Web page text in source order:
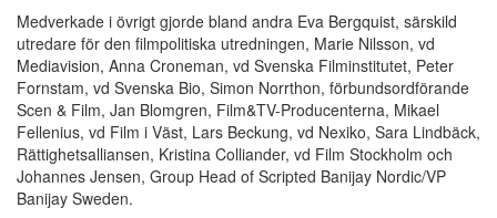
Medverkade i övrigt gjorde bland andra Eva Bergquist, särskild
utredare för den filmpolitiska utredningen, Marie Nilsson, vd
Mediavision, Anna Croneman, vd Svenska Filminstitutet, Peter
Fornstam, vd Svenska Bio, Simon Norrthon, förbundsordförande
Scen & Film, Jan Blomgren, Film&TV-Producenterna, Mikael
Fellenius, vd Film i Väst, Lars Beckung, vd Nexiko, Sara Lindbäck,
Rättighetsalliansen, Kristina Colliander, vd Film Stockholm och
Johannes Jensen, Group Head of Scripted Banijay Nordic/VP
Banijay Sweden.